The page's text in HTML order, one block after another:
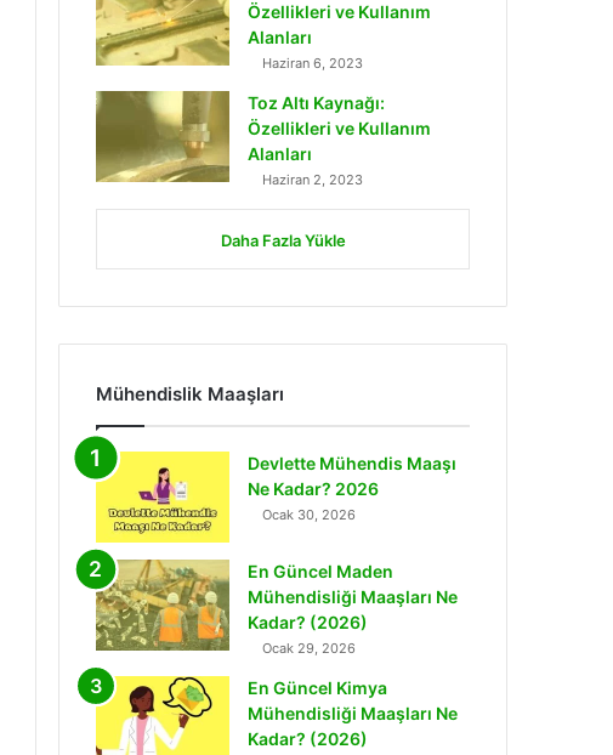
Özellikleri ve Kullanım
Alanları
Haziran 6, 2023
Toz Altı Kaynağı:
Özellikleri ve Kullanım
Alanları
Haziran 2, 2023
Daha Fazla Yükle
Mühendislik Maaşları
Devlette Mühendis Maaşı
Ne Kadar? 2026
Ocak 30, 2026
En Güncel Maden
Mühendisliği Maaşları Ne
Kadar? (2026)
Ocak 29, 2026
En Güncel Kimya
Mühendisliği Maaşları Ne
Kadar? (2026)